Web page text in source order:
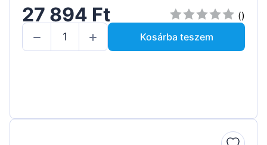
27 894 Ft
()
Kosárba teszem